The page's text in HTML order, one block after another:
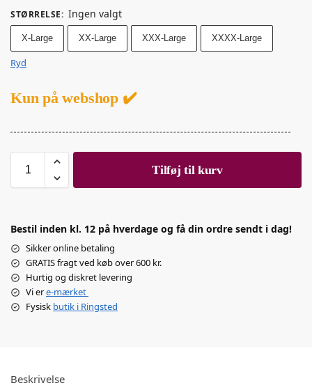
STØRRELSE: Ingen valgt
X-Large XX-Large XXX-Large XXXX-Large
Ryd
Kun på webshop ✔️
Tilføj til kurv
Bestil inden kl. 12 på hverdage og få din ordre sendt i dag!
Sikker online betaling
GRATIS fragt ved køb over 600 kr.
Hurtig og diskret levering
Vi ere-mærket
Fysisk butik i Ringsted
Beskrivelse